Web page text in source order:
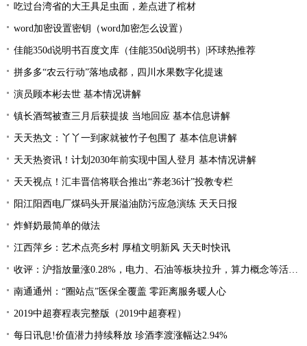
吃过台湾省的大王具足虫面，差点进了棺材
word加密设置密钥（word加密怎么设置）
佳能350d说明书百度文库（佳能350d说明书）|环球热推荐
拼多多“农云行动”落地成都，四川水果数字化提速
演员顾本彬去世 基本情况讲解
镇长酒驾被查三月后获提拔 当地回应 基本信息讲解
天天热文：丫丫一到家就被竹子包围了 基本信息讲解
天天热资讯！计划2030年前实现中国人登月 基本情况讲解
天天视点！汇丰晋信将联合推出“养老36计”投教专栏
阳江阳西电厂煤码头开展溢油防污应急演练 天天日报
炸鲜奶最简单的做法
江西萍乡：艺术点亮乡村 厚植文明新风 天天时快讯
收评：沪指放量涨0.28%，电力、石油等板块拉升，算力概念等活跃 每日关注
南通通州：“圈站点”医保全覆盖 零距离服务暖人心
2019中超赛程表完整版（2019中超赛程）
每日讯息!价值潜力持续释放 珍酒李渡涨幅达2.94%